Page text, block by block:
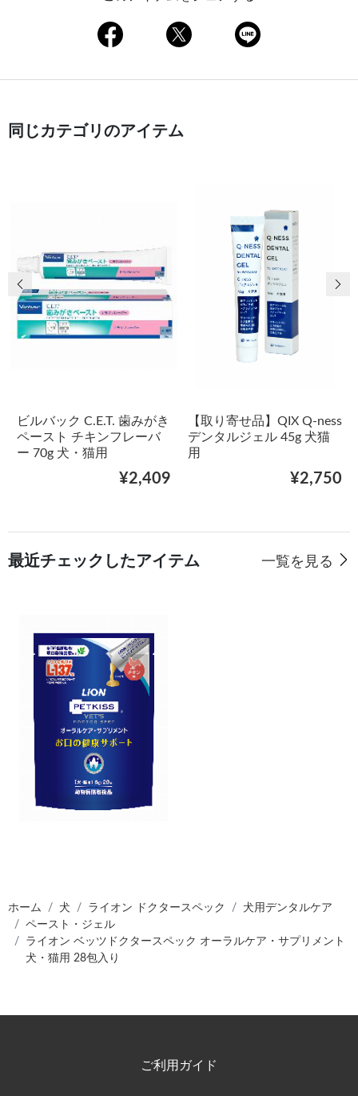
同じカテゴリのアイテム
ビルバック C.E.T. 歯みがき
ペースト チキンフレーバ
ー 70g 犬・猫用
¥2,409
【取り寄せ品】QIX Q-ness
デンタルジェル 45g 犬猫
用
¥2,750
前の画像 次
最近チェックしたアイテム 一覧を見る
ホーム 犬 ライオン ドクタースペック
犬用デンタルケア
ペースト・ジェル
ライオン ベッツドクタースペック オーラルケア・サプリメント
犬・猫用 28包入り
ご利用ガイド